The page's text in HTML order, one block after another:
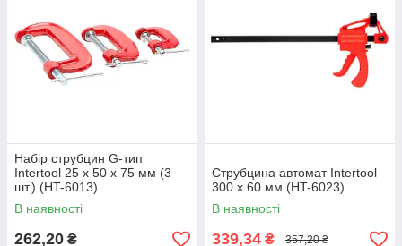
Набір струбцин G-тип
Intertool 25 x 50 x 75 мм (3
шт.) (HT-6013)
В наявності
262,20 ₴
Струбцина автомат Intertool
300 х 60 мм (HT-6023)
В наявності
339,34 ₴ 357,20 ₴